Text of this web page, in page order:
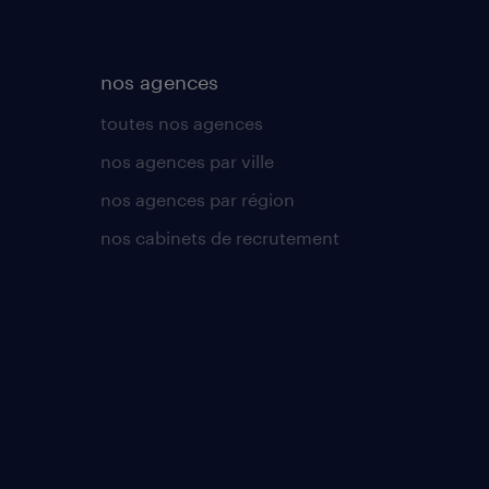
nos agences
toutes nos agences
nos agences par ville
nos agences par région
nos cabinets de recrutement